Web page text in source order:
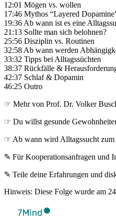
12:01 Mögen vs. wollen
17:46 Mythos “Layered
19:36 Ab wann ist es eine
21:13 Sollte man sich belohnen?
25:56 Disziplin vs. Routinen
32:58 Ab wann werden
33:32 Tipps bei Alltagssüchten
38:37 Rückfälle &
42:37 Schlaf & Dopamin
46:25 Outro
☞ Mehr von Prof. Dr. Volker
☞ Du willst gesunde
☞ Ab wann wird Alltagssucht
✎ Für Koope­ra­ti­ons­an­fra­gen und
✎ Teile deine Erfahrungen und
Hinweis: Diese Folge wurde am